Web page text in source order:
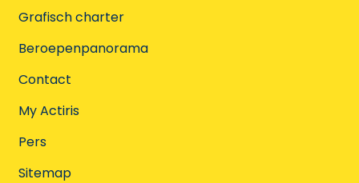
Grafisch charter
Beroepenpanorama
Contact
My Actiris
Pers
Sitemap